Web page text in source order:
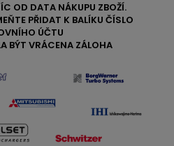
OD DATA NÁKUPU ZBOŽÍ.
PŘIDAT K BALÍKU ČÍSLO
ÚČTU
BÝT VRÁCENA ZÁLOHA